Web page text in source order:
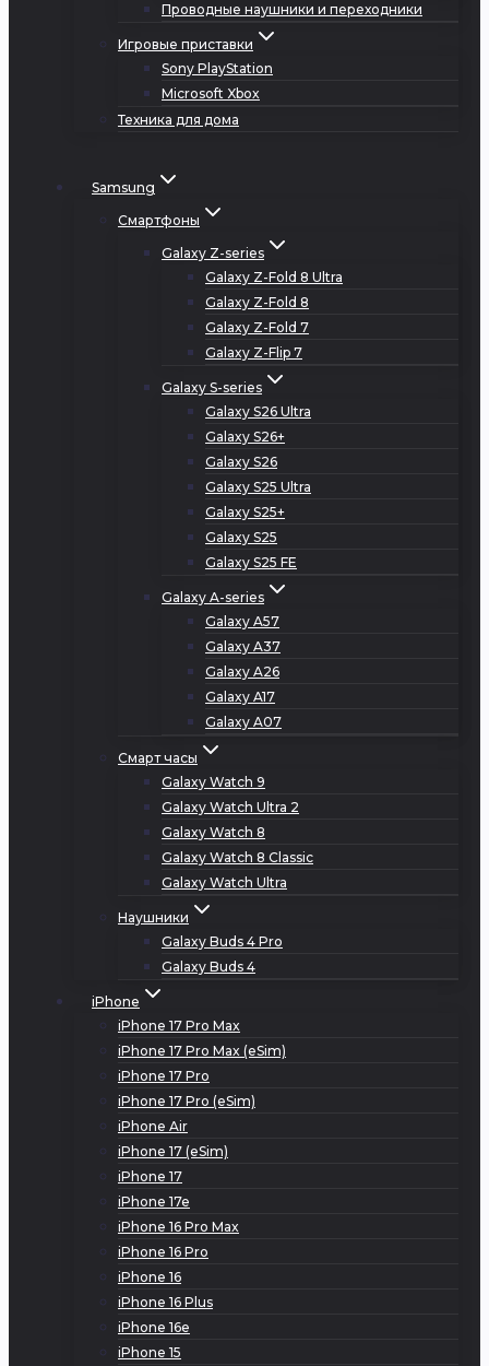
Проводные наушники и переходники
Игровые приставки
Sony PlayStation
Microsoft Xbox
Техника для дома
Samsung
Смартфоны
Galaxy Z-series
Galaxy Z-Fold 8 Ultra
Galaxy Z-Fold 8
Galaxy Z-Fold 7
Galaxy Z-Flip 7
Galaxy S-series
Galaxy S26 Ultra
Galaxy S26+
Galaxy S26
Galaxy S25 Ultra
Galaxy S25+
Galaxy S25
Galaxy S25 FE
Galaxy A-series
Galaxy A57
Galaxy A37
Galaxy A26
Galaxy A17
Galaxy A07
Смарт часы
Galaxy Watch 9
Galaxy Watch Ultra 2
Galaxy Watch 8
Galaxy Watch 8 Classic
Galaxy Watch Ultra
Наушники
Galaxy Buds 4 Pro
Galaxy Buds 4
iPhone
iPhone 17 Pro Max
iPhone 17 Pro Max (eSim)
iPhone 17 Pro
iPhone 17 Pro (eSim)
iPhone Air
iPhone 17 (eSim)
iPhone 17
iPhone 17e
iPhone 16 Pro Max
iPhone 16 Pro
iPhone 16
iPhone 16 Plus
iPhone 16e
iPhone 15